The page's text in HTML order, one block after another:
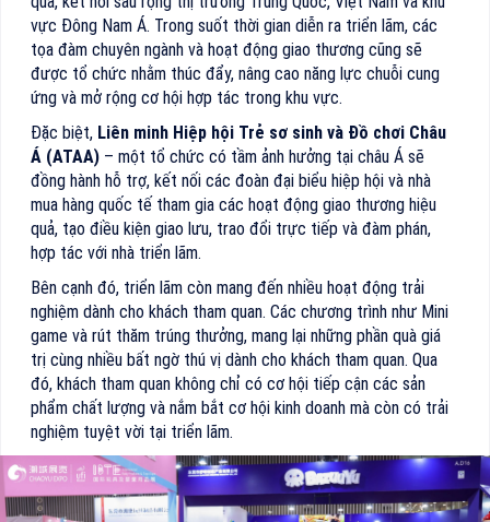
vực Đông Nam Á. Trong suốt thời gian diễn ra triển lãm, các
tọa đàm chuyên ngành và hoạt động giao thương cũng sẽ
được tổ chức nhằm thúc đẩy, nâng cao năng lực chuỗi cung
ứng và mở rộng cơ hội hợp tác trong khu vực.
Đặc biệt, Liên minh Hiệp hội Trẻ sơ sinh và Đồ chơi Châu
Á (ATAA) – một tổ chức có tầm ảnh hưởng tại châu Á sẽ
đồng hành hỗ trợ, kết nối các đoàn đại biểu hiệp hội và nhà
mua hàng quốc tế tham gia các hoạt động giao thương hiệu
quả, tạo điều kiện giao lưu, trao đổi trực tiếp và đàm phán,
hợp tác với nhà triển lãm.
Bên cạnh đó, triển lãm còn mang đến nhiều hoạt động trải
nghiệm dành cho khách tham quan. Các chương trình như Mini
game và rút thăm trúng thưởng, mang lại những phần quà giá
trị cùng nhiều bất ngờ thú vị dành cho khách tham quan. Qua
đó, khách tham quan không chỉ có cơ hội tiếp cận các sản
phẩm chất lượng và nắm bắt cơ hội kinh doanh mà còn có trải
nghiệm tuyệt vời tại triển lãm.